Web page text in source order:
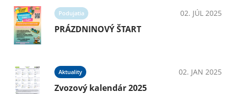
Podujatia 02. JÚL 2025
PRÁZDNINOVÝ ŠTART
Aktuality 02. JAN 2025
Zvozový kalendár 2025